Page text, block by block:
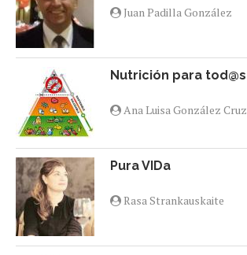
Juan Padilla González
Nutrición para tod@s
Ana Luisa González Cruz
Pura VIDa
Rasa Strankauskaite